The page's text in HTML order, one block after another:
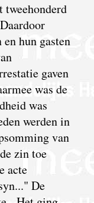
tweehonderd
hun gasten
gaven
was de
was
werden in
van
zin toe
acte
De